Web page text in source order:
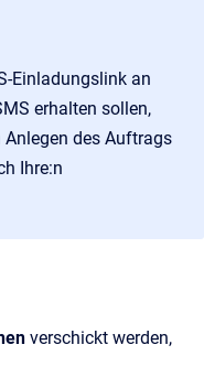
Einladungslink an
erhalten sollen,
des Auftrags
Ihre:n
verschickt werden,